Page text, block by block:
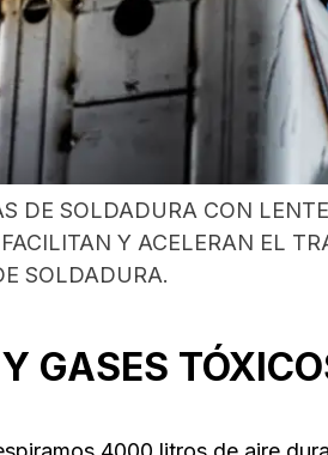
DE SOLDADURA CON
Y ACELERAN EL
SOLDADURA.
GASES